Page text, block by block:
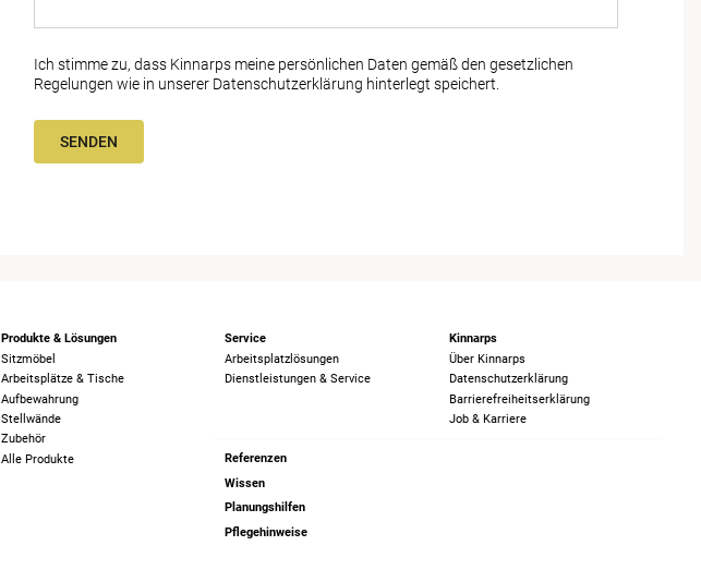
Ich stimme zu, dass Kinnarps meine persönlichen Daten gemäß den gesetzlichen
Regelungen wie in unserer Datenschutzerklärung hinterlegt speichert.
SENDEN
Produkte & Lösungen
Sitzmöbel
Arbeitsplätze & Tische
Aufbewahrung
Stellwände
Zubehör
Alle Produkte
Service
Arbeitsplatzlösungen
Dienstleistungen & Service
Kinnarps
Über Kinnarps
Datenschutzerklärung
Barrierefreiheits­erklärung
Job & Karriere
Referenzen
Wissen
Planungshilfen
Pflegehinweise